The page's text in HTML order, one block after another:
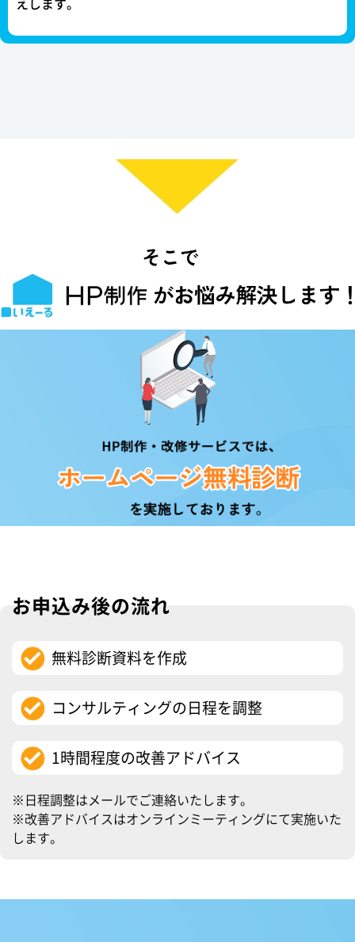
えします。
お申込み後の流れ
無料診断資料を作成
コンサルティングの日程を調整
1時間程度の改善アドバイス
※日程調整はメールでご連絡いたします。
※改善アドバイスはオンラインミーティングにて実施いた
します。